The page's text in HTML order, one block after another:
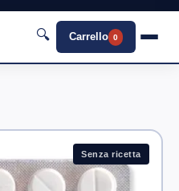
🔍 Carrello 0
Senza ricetta